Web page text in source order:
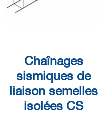
Chaînages
sismiques de
liaison semelles
isolées CS